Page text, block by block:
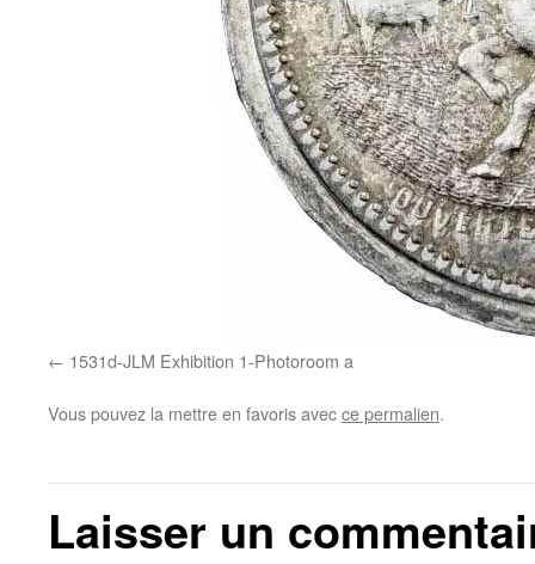
1531d-JLM Exhibition 1-Photoroom a
Vous pouvez la mettre en favoris avecce permalien.
Laisser un